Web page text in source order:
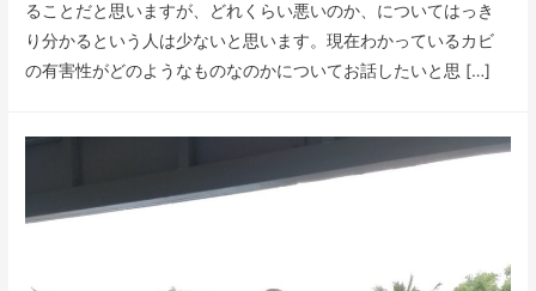
ることだと思いますが、どれくらい悪いのか、についてはっき
り分かるという人は少ないと思います。現在わかっているカビ
の有害性がどのようなものなのかについてお話したいと思 […]